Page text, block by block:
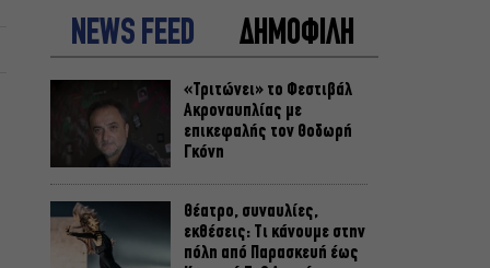
NEWS FEED ΔΗΜΟΦΙΛΗ
«Τριτώνει» το Φεστιβάλ
Ακροναυπλίας με
επικεφαλής τον Θοδωρή
Γκόνη
Θέατρο, συναυλίες,
εκθέσεις: Τι κάνουμε στην
πόλη από Παρασκευή έως